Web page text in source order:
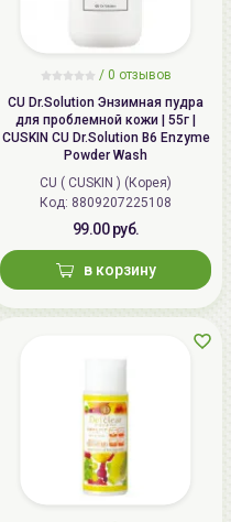
/ 0 отзывов
CU Dr.Solution Энзимная пудра
для проблемной кожи | 55г |
CUSKIN CU Dr.Solution B6 Enzyme
Powder Wash
CU ( CUSKIN ) (Корея)
Код: 8809207225108
99.00 руб.
в корзину